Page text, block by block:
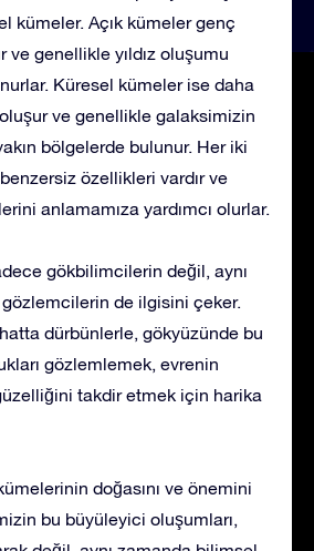
kümeler. Açık kümeler genç
ve genellikle yıldız oluşumu
Küresel kümeler ise daha
oluşur ve genellikle galaksimizin
bölgelerde bulunur. Her iki
özellikleri vardır ve
anlamamıza yardımcı olurlar.
gökbilimcilerin değil, aynı
de ilgisini çeker.
dürbünlerle, gökyüzünde bu
gözlemlemek, evrenin
takdir etmek için harika
doğasını ve önemini
bu büyüleyici oluşumları,